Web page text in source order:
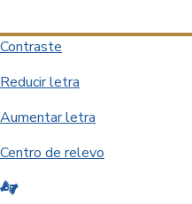
Contraste
Reducir letra
Aumentar letra
Centro de relevo